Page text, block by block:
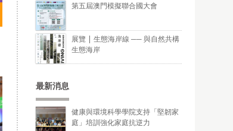
第五屆澳門模擬聯合國大會
展覽 | 生態海岸線 ── 與自然共構
生態海岸
最新消息
健康與環境科學學院支持「堅韌家
庭」培訓強化家庭抗逆力